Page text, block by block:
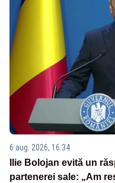
6 aug. 2026, 16:34
Ilie Bolojan evită un
partenerei sale: „Am